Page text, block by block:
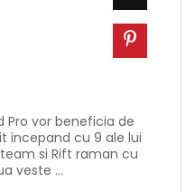
Pro vor beneficia de
incepand cu 9 ale lui
si Rift raman cu
veste ...